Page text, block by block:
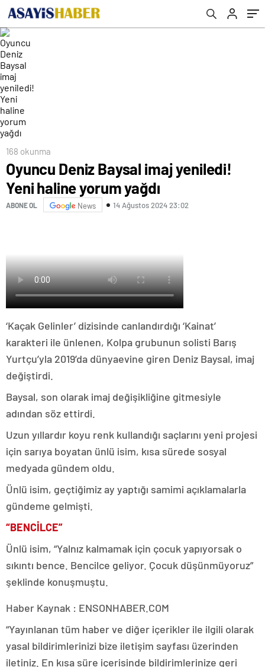
168 okunma
Oyuncu Deniz Baysal imaj yeniledi!
Yeni haline yorum yağdı
ABONE OL News 14 Ağustos 2024 23:02
‘Kaçak Gelinler’ dizisinde canlandırdığı ‘Kainat’
karakteri ile ünlenen, Kolpa grubunun solisti Barış
Yurtçu’yla 2019’da dünyaevine giren Deniz Baysal, imaj
değiştirdi.
Baysal, son olarak imaj değişikliğine gitmesiyle
adından söz ettirdi.
Uzun yıllardır koyu renk kullandığı saçlarını yeni projesi
için sarıya boyatan ünlü isim, kısa sürede sosyal
medyada gündem oldu.
Ünlü isim, geçtiğimiz ay yaptığı samimi açıklamalarla
gündeme gelmişti.
“BENCİLCE”
Ünlü isim, “Yalnız kalmamak için çocuk yapıyorsak o
sıkıntı bence. Bencilce geliyor. Çocuk düşünmüyoruz”
şeklinde konuşmuştu.
Haber Kaynak : ENSONHABER.COM
“Yayınlanan tüm haber ve diğer içerikler ile ilgili olarak
yasal bildirimlerinizi bize iletişim sayfası üzerinden
iletiniz. En kısa süre içerisinde bildirimlerinize geri